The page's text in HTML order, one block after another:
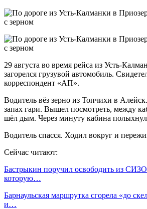
29 августа во время рейса из Усть-
загорелся грузувой автомобиль.
корреспондент «АП».
Водитель вёз зерно из Топчихи в
запах гари. Вышел посмотреть, между
шёл дым. Через минуту кабина
Водитель спасся. Ходил вокруг и
Сейчас читают:
Бастрыкин поручил освободить из
которую…
Барнаульская маршрутка сгорела «до
и…